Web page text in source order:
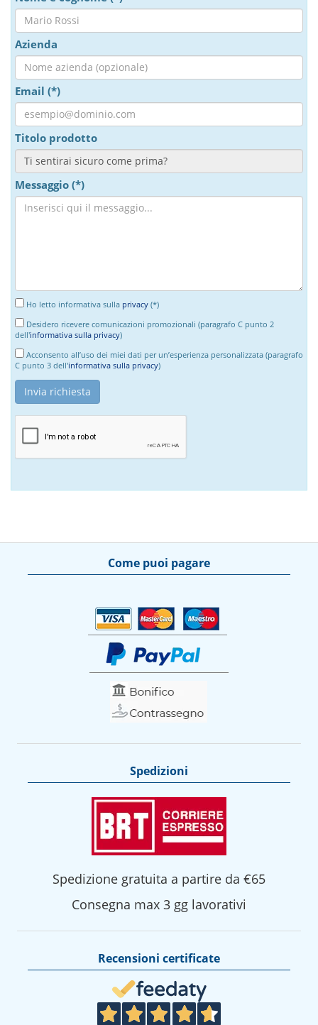
Azienda
Email (*)
Titolo prodotto
Messaggio (*)
Ho letto informativa sulla privacy (*)
Desidero ricevere comunicazioni promozionali (paragrafo C punto 2
dell'informativa sulla privacy)
Acconsento all’uso dei miei dati per un’esperienza personalizzata (paragrafo
C punto 3 dell'informativa sulla privacy)
Come puoi pagare
Spedizioni
Spedizione gratuita a partire da €65
Consegna max 3 gg lavorativi
Recensioni certificate